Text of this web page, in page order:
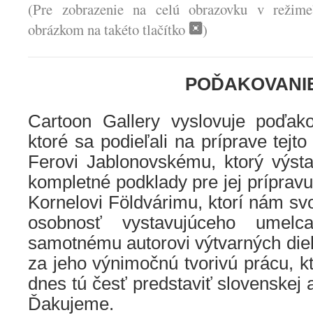
(Pre zobrazenie na celú obrazovku v
obrázkom na takéto tlačítko
)
Cartoon Gallery vyslovuje
ktoré sa podieľali na príprave
Ferovi Jablonovskému, ktorý
kompletné podklady pre jej
Kornelovi Földvárimu, ktorí nám
osobnosť vystavujúceho
samotnému autorovi výtvarných
za jeho výnimočnú tvorivú prácu,
dnes tú česť predstaviť slovenskej
Ďakujeme.